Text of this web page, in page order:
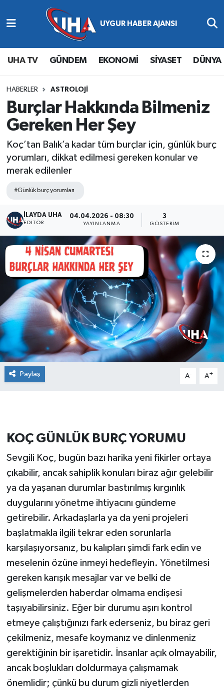
UHA TV GÜNDEM EKONOMİ SİYASET DÜNYA
HABERLER ASTROLOJİ
Burçlar Hakkında Bilmeniz
Gereken Her Şey
Koç’tan Balık’a kadar tüm burçlar için, günlük burç
yorumları, dikkat edilmesi gereken konular ve
merak edilenler
#Günlük burç yorumları
İLAYDA UHA
EDITÖR
04.04.2026 - 08:30
YAYINLANMA
3
GÖSTERIM
Paylaş A- A+
KOÇ GÜNLÜK BURÇ YORUMU
Sevgili Koç, bugün bazı harika yeni fikirler ortaya
çıkabilir, ancak sahiplik konuları biraz ağır gelebilir
ya da yaşanan durumlar bastırılmış kırgınlık
duygularını yönetme ihtiyacını gündeme
getirebilir. Arkadaşlarla ya da yeni projeleri
başlatmakla ilgili tekrar eden sorunlarla
karşılaşıyorsanız, bu kalıpları şimdi fark edin ve
meselenin özüne inmeyi hedefleyin. Yönetilmesi
gereken karışık mesajlar var ve belki de
gelişmelerden haberdar olmama endişesi
taşıyabilirsiniz. Eğer bir durumu aşırı kontrol
etmeye çalıştığınızı fark ederseniz, bu biraz geri
çekilmeniz, mesafe koymanız ve dinlenmeniz
gerektiğinin bir işaretidir. İnsanlar açık olmayabilir,
ancak boşlukları doldurmaya çalışmamak
önemlidir; çünkü bu durum gizli niyetlerden
Abone Ol
Gündem
Ekonomi
Magazin
Siyaset
Spor
Yaşam
Nöbetçi Eczaneler
Hava Durumu
Namaz Vakitleri
Trafik Durumu
Süper Lig Puan Durumu ve Fikstür
Tüm Manşetler
Son Dakika Haberleri
Haber Arşivi